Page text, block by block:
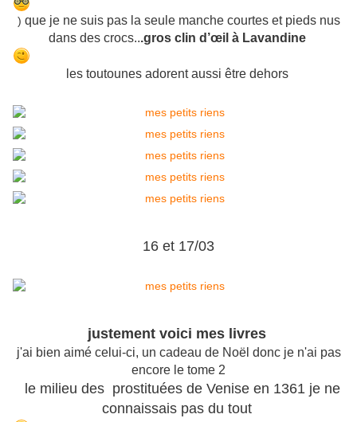
) que je ne suis pas la seule manche courtes et pieds nus
dans des crocs...gros clin d’œil à Lavandine
les toutounes adorent aussi être dehors
16 et 17/03
justement voici mes livres
j'ai bien aimé celui-ci, un cadeau de Noël donc je n'ai pas
encore le tome 2
le milieu des prostituées de Venise en 1361 je ne
connaissais pas du tout